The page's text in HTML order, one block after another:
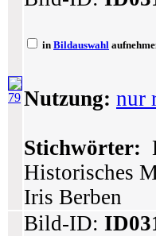
79
in Bildauswahl
Nutzung: nur
Stichwörter:
Historisches
Iris Berben
Bild-ID: